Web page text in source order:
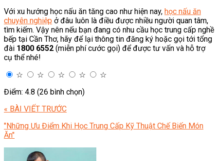
Với xu hướng học nấu ăn tăng cao như hiện nay, học nấu ăn
chuyên nghiệp ở đâu luôn là điều được nhiều người quan tâm,
tìm kiếm. Vậy nên nếu bạn đang có nhu cầu học trung cấp nghề
bếp tại Cần Thơ, hãy để lại thông tin đăng ký hoặc gọi tới tổng
đài 1800 6552 (miễn phí cước gọi) để được tư vấn và hỗ trợ
cụ thể nhé!
☆
☆ ☆ ☆
☆
Điểm: 4.8 (26 bình chọn)
« BÀI VIẾT TRƯỚC
"Những Ưu Điểm Khi Học Trung Cấp Kỹ Thuật Chế Biến Món
Ăn"